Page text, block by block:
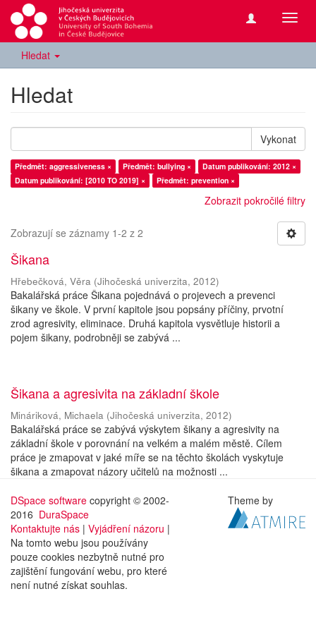
Hledat
Hledat
Vykonat
Předmět: aggressiveness × Předmět: bullying ×
Datum publikování: 2012 ×
Datum publikování: [2010 TO 2019] ×
Předmět: prevention ×
Zobrazit pokročilé filtry
Zobrazují se záznamy 1-2 z 2
Šikana
Hřebečková, Věra (Jihočeská univerzita, 2012)
Bakalářská práce Šikana pojednává o projevech a prevenci
šikany ve škole. V první kapitole jsou popsány příčiny, prvotní
zrod agresivity, eliminace. Druhá kapitola vysvětluje historii a
pojem šikany, podrobněji se zabývá ...
Šikana a agresivita na základní škole
Mináriková, Michaela (Jihočeská univerzita, 2012)
Bakalářská práce se zabývá výskytem šikany a agresivity na
základní škole v porovnání na velkém a malém městě. Cílem
práce je zmapovat v jaké míře se na těchto školách vyskytuje
šikana a zmapovat názory učitelů na možnosti ...
DSpace software copyright © 2002-
2016 DuraSpace
Kontaktujte nás | Vyjádření názoru |
Na tomto webu jsou používány
pouze cookies nezbytně nutné pro
zajištění fungování webu, pro které
není nutné získat souhlas.
Theme by